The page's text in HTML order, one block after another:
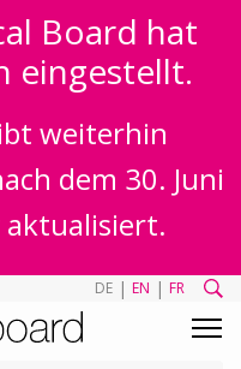
Board hat
eingestellt.
weiterhin
dem 30. Juni
DE | EN | FR